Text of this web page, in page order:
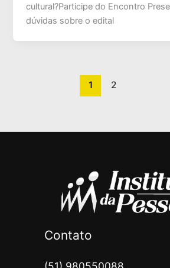
cultural?Participe do Encontro
dúvidas sobre o edital
1 2
Contato